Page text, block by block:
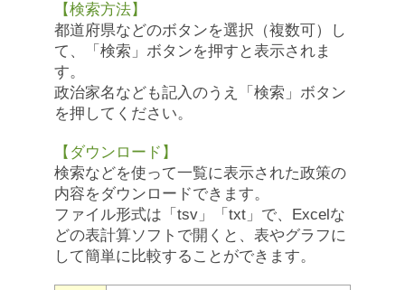
【検索方法】
都道府県などのボタンを選択（複数可）し
て、「検索」ボタンを押すと表示されま
す。
政治家名なども記入のうえ「検索」ボタン
を押してください。
【ダウンロード】
検索などを使って一覧に表示された政策の
内容をダウンロードできます。
ファイル形式は「tsv」「txt」で、Excelな
どの表計算ソフトで開くと、表やグラフに
して簡単に比較することができます。